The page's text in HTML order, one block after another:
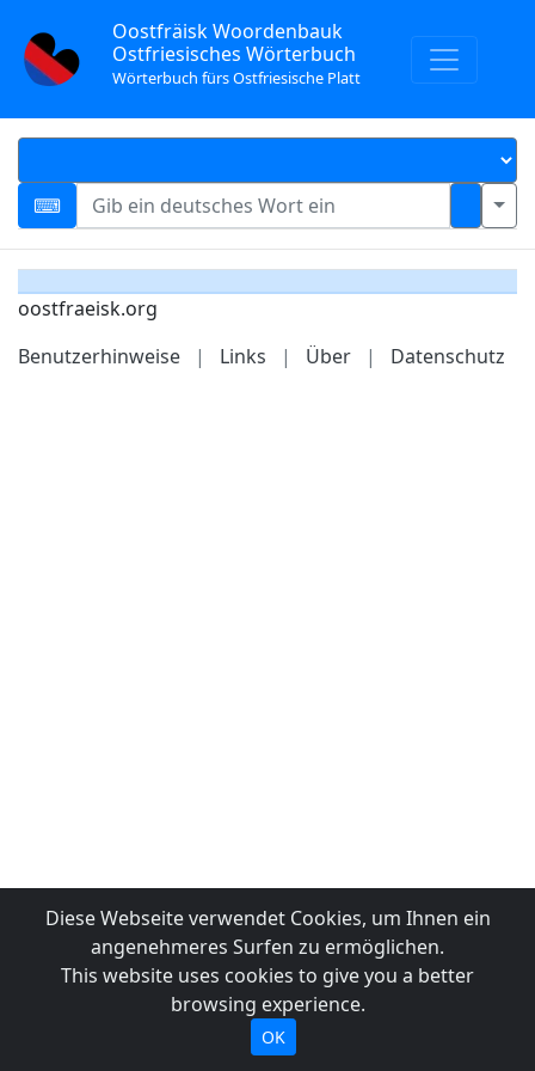
Oostfräisk Woordenbauk
Ostfriesisches Wörterbuch
Wörterbuch fürs Ostfriesische Platt
oostfraeisk.org
Benutzerhinweise
| Links | Über | Datenschutz
Diese Webseite verwendet Cookies, um Ihnen ein
angenehmeres Surfen zu ermöglichen.
This website uses cookies to give you a better
browsing experience.
OK